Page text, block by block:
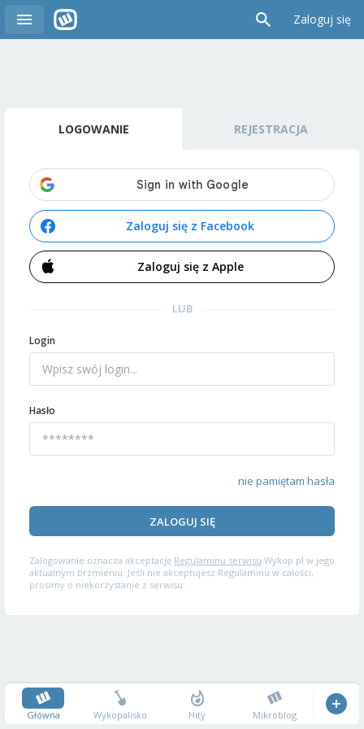
Zaloguj się
LOGOWANIE REJESTRACJA
Zaloguj się z Facebook
Zaloguj się z Apple
LUB
Login
Hasło
nie pamiętam hasła
ZALOGUJ SIĘ
Zalogowanie oznacza akceptację Regulaminu serwisu Wykop.pl w jego
aktualnym brzmieniu. Jeśli nie akceptujesz Regulaminu w całości,
prosimy o niekorzystanie z serwisu.
Główna Wykopalisko Hity Mikroblog